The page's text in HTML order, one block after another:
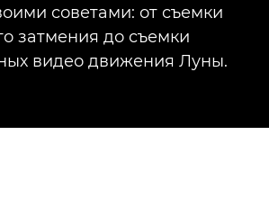
советами: от съемки
затмения до съемки
видео движения Луны.